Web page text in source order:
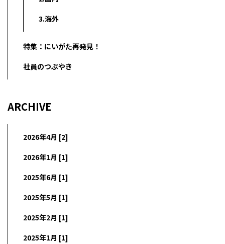
3.海外
特集：にいがた再発見！
社員のつぶやき
ARCHIVE
2026年4月 [2]
2026年1月 [1]
2025年6月 [1]
2025年5月 [1]
2025年2月 [1]
2025年1月 [1]